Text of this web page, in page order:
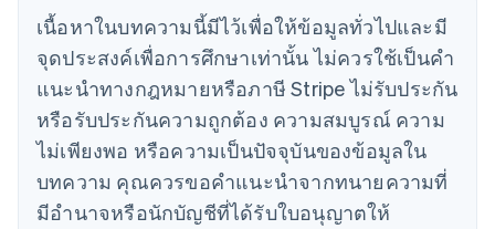
เนื้อหาในบทความนี้มีไว้เพื่อให้ข้อมูลทั่วไปและมี
จุดประสงค์เพื่อการศึกษาเท่านั้น ไม่ควรใช้เป็นคํา
แนะนําทางกฎหมายหรือภาษี Stripe ไม่รับประกัน
หรือรับประกันความถูกต้อง ความสมบูรณ์ ความ
ไม่เพียงพอ หรือความเป็นปัจจุบันของข้อมูลใน
บทความ คุณควรขอคําแนะนําจากทนายความที่
มีอํานาจหรือนักบัญชีที่ได้รับใบอนุญาตให้
จีนแผ่นดินใหญ่
简体中文English
ไซปรัส
English
ญี่ปุ่น
日本語 English
เดนมาร์ก
English
ไทย